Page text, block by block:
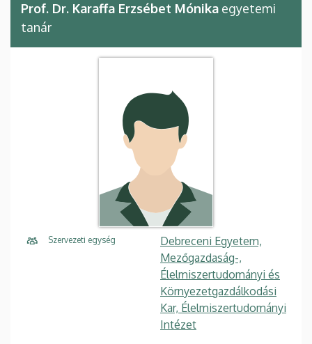
Prof. Dr. Karaffa Erzsébet Mónika egyetemi
tanár
Szervezeti egység
Debreceni Egyetem,
Mezőgazdaság-,
Élelmiszertudományi és
Környezetgazdálkodási
Kar, Élelmiszertudományi
Intézet